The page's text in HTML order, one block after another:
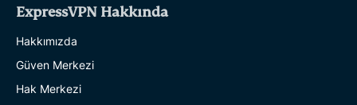
ExpressVPN Hakkında
Hakkımızda
Güven Merkezi
Hak Merkezi